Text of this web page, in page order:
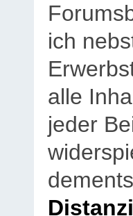
ich
alle
jeder